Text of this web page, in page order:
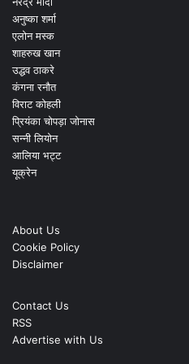
अनुष्का शर्मा
एलोन मस्क
शाहरुख खान
उद्धव ठाकरे
कंगना रनौत
विराट कोहली
प्रियंका चोपड़ा जोनास
सन्नी लियोन
आलिया भट्ट
यूक्रेन
About Us
Cookie Policy
Disclaimer
Contact Us
RSS
Advertise with Us